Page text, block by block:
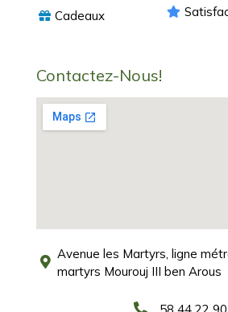
Cadeaux
Contactez-Nous!
Avenue les Martyrs, ligne
martyrs Mourouj III ben Arous